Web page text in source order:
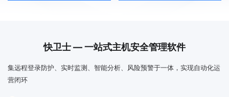
快卫士 — 一站式主机安全管理软件
集远程登录防护、实时监测、智能分析、风险预警于一体，实现自动化运
营闭环